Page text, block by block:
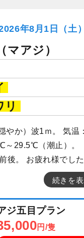
年8月1日（土
（マアジ）
リ
穏やか）波1ｍ。 気
～29.5℃（潮止）。
後。 お疲れ様でした
続きを